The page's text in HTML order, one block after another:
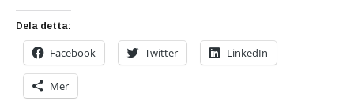
Dela detta:
Facebook Twitter LinkedIn
Mer